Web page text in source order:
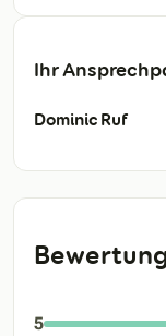
5
Ihr
Dominic Ruf